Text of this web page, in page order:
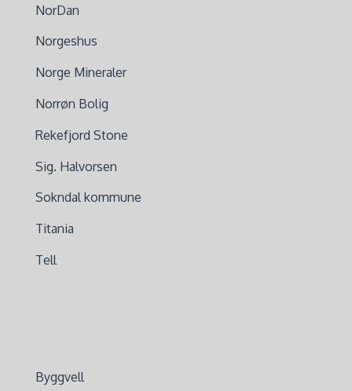
NorDan
Norgeshus
Norge Mineraler
Norrøn Bolig
Rekefjord Stone
Sig. Halvorsen
Sokndal kommune
Titania
Tell
Byggvell